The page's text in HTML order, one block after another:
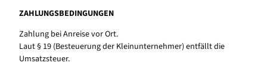
ZAHLUNGSBEDINGUNGEN
Zahlung bei Anreise vor Ort.
Laut § 19 (Besteuerung der Kleinunternehmer) entfällt die
Umsatzsteuer.